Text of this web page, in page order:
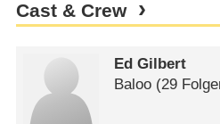
Cast & Crew
Ed Gilbert
Baloo (29